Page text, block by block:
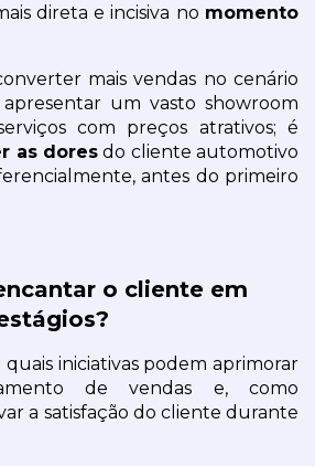
direta e incisiva no momento
mais vendas no cenário
apresentar um vasto showroom
com preços atrativos; é
as dores do cliente automotivo
antes do primeiro
o cliente em
iniciativas podem aprimorar
de vendas e, como
a satisfação do cliente durante